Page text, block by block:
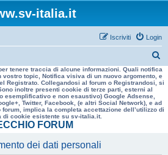
italia.it
Login
Iscriviti
e
r
a
tenere traccia di alcune informazioni. Quali notifica
topic, Notifica visiva di un nuovo argomento, e
Registrato. Collegandosi al forum o Registrandosi, si
inoltre presenti cookie di terze parti, esterni al
esemplificativo e non esaustivo) Google Adsense,
Twitter, Facebook, (e altri Social Network), e ad
implica la completa accettazione dell’utilizzo di
di cookie esistente su sv-italia.it.
FORUM
dei dati personali